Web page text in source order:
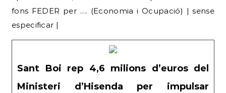
fons FEDER per …. (Economia i Ocupació) | sense
especificar |
Sant Boi rep 4,6 milions d’euros del
Ministeri d’Hisenda per impulsar